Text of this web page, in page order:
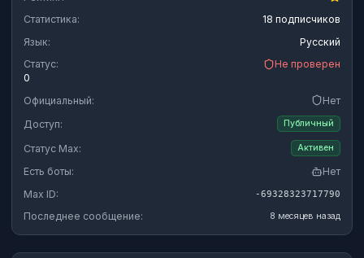
Статистика:
18 подписчиков
Язык:
Русский
Статус:
Не проверен
0
Официальный:
Нет
Доступ:
Публичный
Статус Max: Активен
Есть боты:
Нет
Max ID:
-69328323717790
Последнее сообщение: 8 месяцев назад